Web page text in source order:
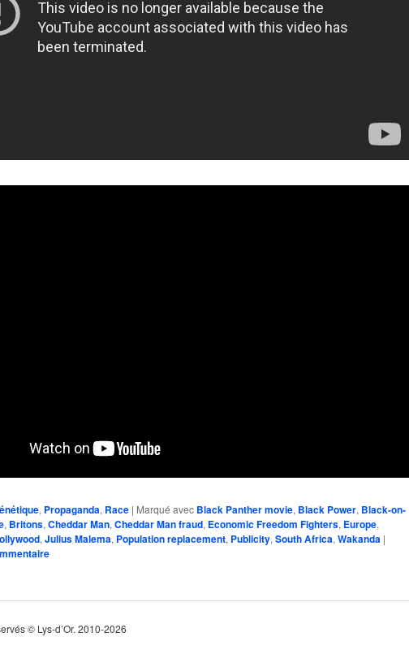
, Propaganda, Race | Marqué avec Black Panther movie, Black Power, Black-on-
, Britons, Cheddar Man, Cheddar Man fraud, Economic Freedom Fighters, Europe,
, Julius Malema, Population replacement, Publicity, South Africa, Wakanda |
© Lys-d’Or. 2010-2026